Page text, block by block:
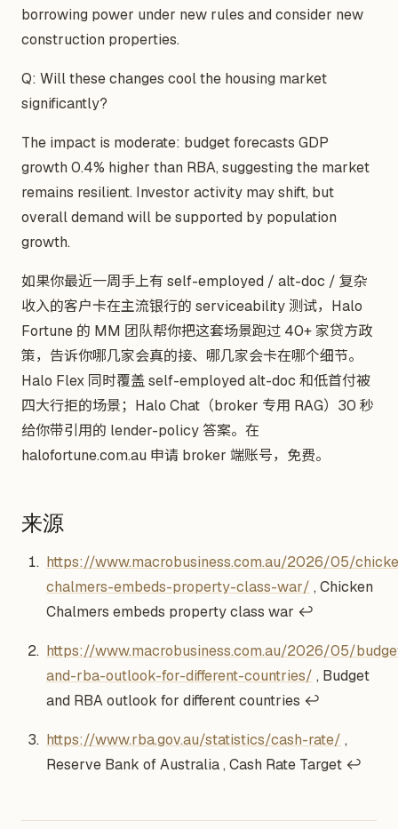
borrowing power under new rules and consider new
construction properties.
Q: Will these changes cool the housing market
significantly?
The impact is moderate: budget forecasts GDP
growth 0.4% higher than RBA, suggesting the market
remains resilient. Investor activity may shift, but
overall demand will be supported by population
growth.
如果你最近一周手上有 self-employed / alt-doc / 复杂
收入的客户卡在主流银行的 serviceability 测试，Halo
Fortune 的 MM 团队帮你把这套场景跑过 40+ 家贷方政
策，告诉你哪几家会真的接、哪几家会卡在哪个细节。
Halo Flex 同时覆盖 self-employed alt-doc 和低首付被
四大行拒的场景；Halo Chat（broker 专用 RAG）30 秒
给你带引用的 lender-policy 答案。在
halofortune.com.au 申请 broker 端账号，免费。
来源
Footnotes
https://www.macrobusiness.com.au/2026/05/
chalmers-embeds-property-class-war/ , Chicken
Chalmers embeds property class war ↩
https://www.macrobusiness.com.au/2026/05/
and-rba-outlook-for-different-countries/ , Budget
and RBA outlook for different countries ↩
https://www.rba.gov.au/statistics/cash-rate/ ,
Reserve Bank of Australia , Cash Rate Target ↩